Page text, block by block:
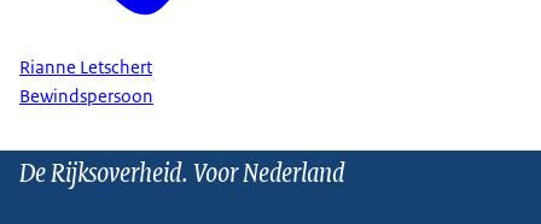
Rianne Letschert
Bewindspersoon
De Rijksoverheid. Voor Nederland